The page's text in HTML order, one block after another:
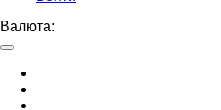
Валюта: